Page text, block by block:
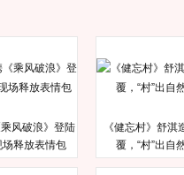
风破浪》登陆
释放表情包
《健忘村》舒淇
覆，“村”出自